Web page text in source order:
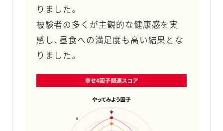
りました。
被験者の多くが主観的な健康感を実
感し、昼食への満足度も高い結果とな
りました。